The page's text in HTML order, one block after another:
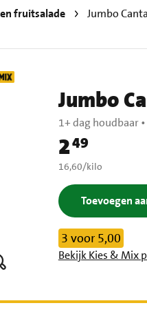
fruitsalade Jumbo
Jumbo
1+ dag houdbaar•
Prijs: € 2,49
249
€ 16,60 per kilo
16,60/kilo
Toevoegen
3 voor 5,00
Bekijk Kies & Mix